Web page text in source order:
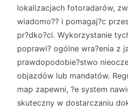
lokalizacjach fotoradarów,
wiadomo?? i pomagaj?c
pr?dko?ci. Wykorzystanie
poprawi? ogólne wra?enia z
prawdopodobie?stwo
objazdów lub mandatów.
map zapewni, ?e system
skuteczny w dostarczaniu